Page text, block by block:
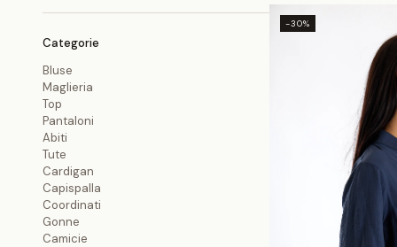
Categorie
Bluse
Maglieria
Top
Pantaloni
Abiti
Tute
Cardigan
Capispalla
Coordinati
Gonne
Camicie
-30%